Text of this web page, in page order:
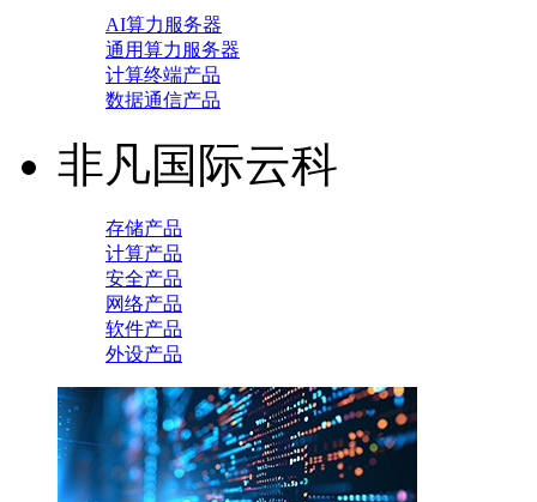
AI算力服务器
通用算力服务器
计算终端产品
数据通信产品
非凡国际云科
存储产品
计算产品
安全产品
网络产品
软件产品
外设产品